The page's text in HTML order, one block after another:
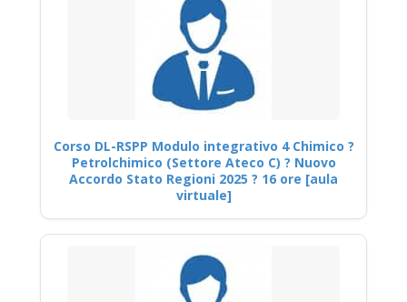
Corso DL-RSPP Modulo integrativo 4 Chimico ?
Petrolchimico (Settore Ateco C) ? Nuovo
Accordo Stato Regioni 2025 ? 16 ore [aula
virtuale]